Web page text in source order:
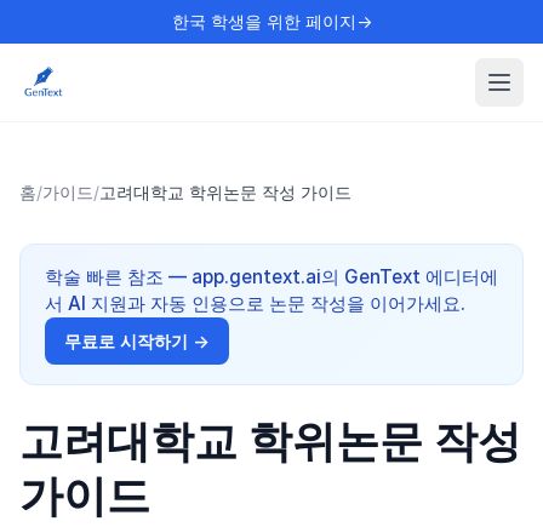
한국 학생을 위한 페이지→
홈/가이드/고려대학교 학위논문 작성 가이드
학술 빠른 참조 — app.gentext.ai의 GenText 에디터에
서 AI 지원과 자동 인용으로 논문 작성을 이어가세요.
무료로 시작하기 →
고려대학교 학위논문 작성
가이드